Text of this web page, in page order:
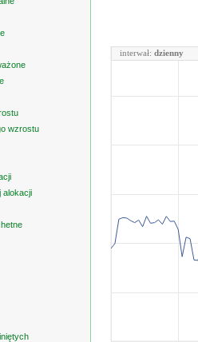
interwał: dzienny
wzrostu
alokacji